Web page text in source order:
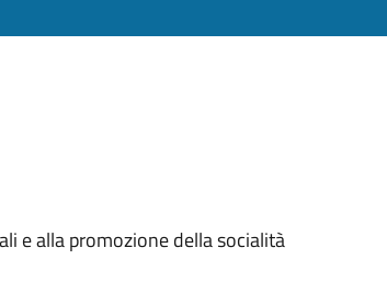
e alla promozione della socialità